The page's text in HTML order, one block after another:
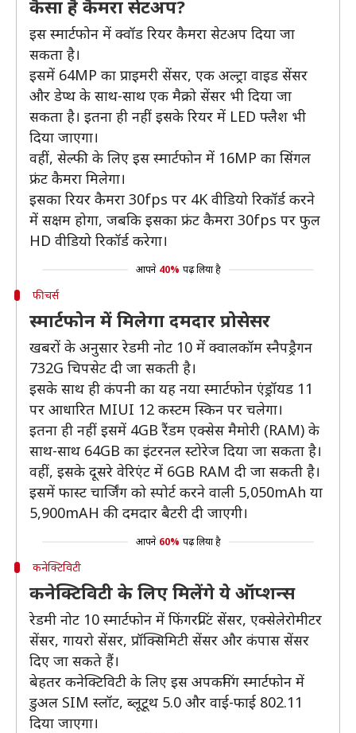
कैसा है कैमरा सेटअप?
इस स्मार्टफोन में क्वॉड रियर कैमरा सेटअप दिया जा
सकता है।
इसमें 64MP का प्राइमरी सेंसर, एक अल्ट्रा वाइड सेंसर
और डेप्थ के साथ-साथ एक मैक्रो सेंसर भी दिया जा
सकता है। इतना ही नहीं इसके रियर में LED फ्लैश भी
दिया जाएगा।
वहीं, सेल्फी के लिए इस स्मार्टफोन में 16MP का सिंगल
फ्रंट कैमरा मिलेगा।
इसका रियर कैमरा 30fps पर 4K वीडियो रिकॉर्ड करने
में सक्षम होगा, जबकि इसका फ्रंट कैमरा 30fps पर फुल
HD वीडियो रिकॉर्ड करेगा।
आपने 40% पढ़ लिया है
फीचर्स
स्मार्टफोन में मिलेगा दमदार प्रोसेसर
खबरों के अनुसार रेडमी नोट 10 में क्वालकॉम स्नैपड्रैगन
732G चिपसेट दी जा सकती है।
इसके साथ ही कंपनी का यह नया स्मार्टफोन एंड्रॉयड 11
पर आधारित MIUI 12 कस्टम स्किन पर चलेगा।
इतना ही नहीं इसमें 4GB रैंडम एक्सेस मैमोरी (RAM) के
साथ-साथ 64GB का इंटरनल स्टोरेज दिया जा सकता है।
वहीं, इसके दूसरे वेरिएंट में 6GB RAM दी जा सकती है।
इसमें फास्ट चार्जिंग को स्पोर्ट करने वाली 5,050mAh या
5,900mAH की दमदार बैटरी दी जाएगी।
आपने 60% पढ़ लिया है
कनेक्टिविटी
कनेक्टिविटी के लिए मिलेंगे ये ऑप्शन्स
रेडमी नोट 10 स्मार्टफोन में फिंगरप्रिंट सेंसर, एक्सेलेरोमीटर
सेंसर, गायरो सेंसर, प्रॉक्सिमिटी सेंसर और कंपास सेंसर
दिए जा सकते हैं।
बेहतर कनेक्टिविटी के लिए इस अपकमिंग स्मार्टफोन में
डुअल SIM स्लॉट, ब्लूटूथ 5.0 और वाई-फाई 802.11
दिया जाएगा।